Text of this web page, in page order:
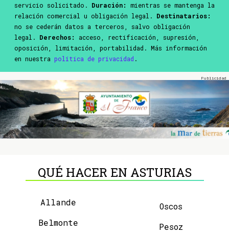
servicio solicitado. Duración:
mientras se mantenga la
relación comercial u obligación legal. Destinatarios:
no se cederán datos a terceros, salvo obligación
legal. Derechos:
acceso, rectificación, supresión,
oposición, limitación, portabilidad. Más información
en nuestra política de privacidad .
QUÉ HACER EN ASTURIAS
Allande
Belmonte
Oscos
Pesoz